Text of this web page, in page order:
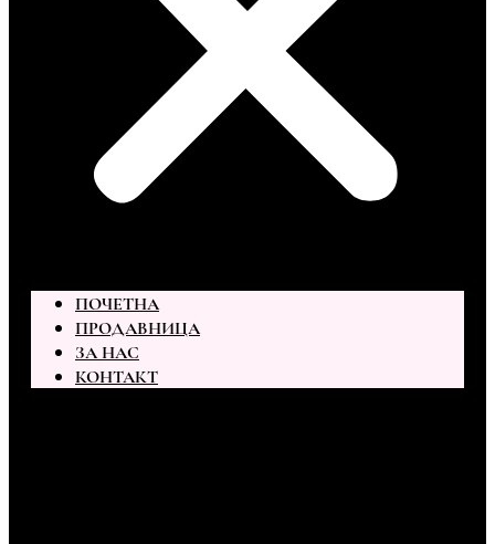
ПОЧЕТНА
ПРОДАВНИЦА
ЗА НАС
КОНТАКТ